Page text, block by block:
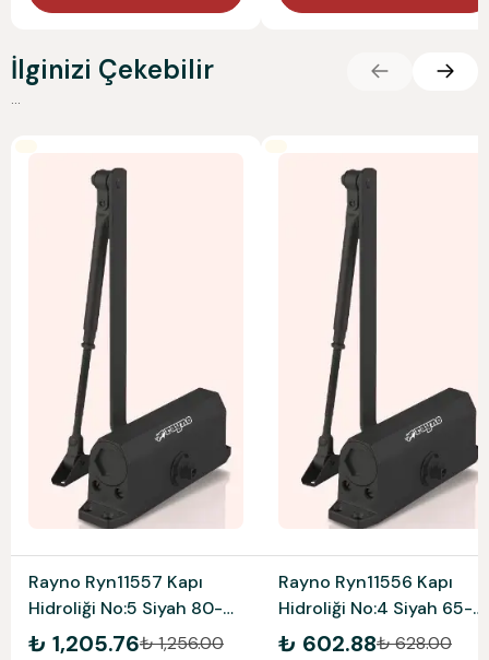
İlginizi Çekebilir
Rayno Ryn11557 Kapı
Hidroliği No:5 Siyah 80-
120 Kg
₺ 1,205.76₺ 1,256.00
Rayno Ryn11556 Kapı
Hidroliği No:4 Siyah 65-
85 Kg
₺ 602.88₺ 628.00